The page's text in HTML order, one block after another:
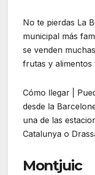
No te pierdas La
municipal más
se venden
frutas y alimentos
Cómo llegar |
desde la
una de las
Catalunya o
Montjuic